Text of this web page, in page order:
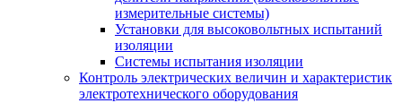
измерительные системы)
Установки для высоковольтных испытаний
изоляции
Системы испытания изоляции
Контроль электрических величин и характеристик
электротехнического оборудования